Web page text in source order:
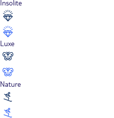
Insolite
Luxe
Nature